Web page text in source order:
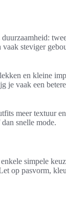
steviger
en kleine
je vaak een
meer textuur
snelle mode.
simpele
op pasvorm,